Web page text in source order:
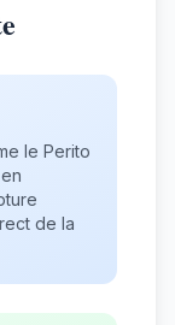
le Perito
de la